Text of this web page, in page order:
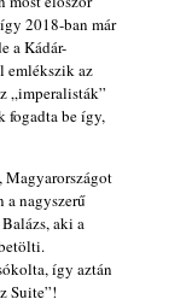
- 84.
- 8. rész)
2018-ban már
a Kádár-
emlékszik az
„imperalisták”
fogadta be így,
Magyarországot
a nagyszerű
aki a
így aztán
Suite”!